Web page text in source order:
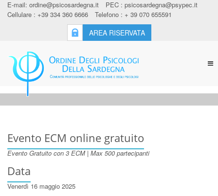
E-mail: ordine@psicosardegna.it PEC : psicosardegna@psypec.it
Cellulare : +39 334 360 6666
Telefono : + 39 070 655591
AREA RISERVATA
Evento ECM online gratuito
Evento Gratuito con 3 ECM | Max 500 partecipanti
Data
Venerdì 16 maggio 2025